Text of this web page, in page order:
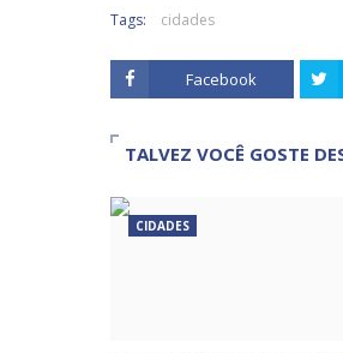
Tags: cidades
Facebook
TALVEZ VOCÊ GOSTE
CIDADES